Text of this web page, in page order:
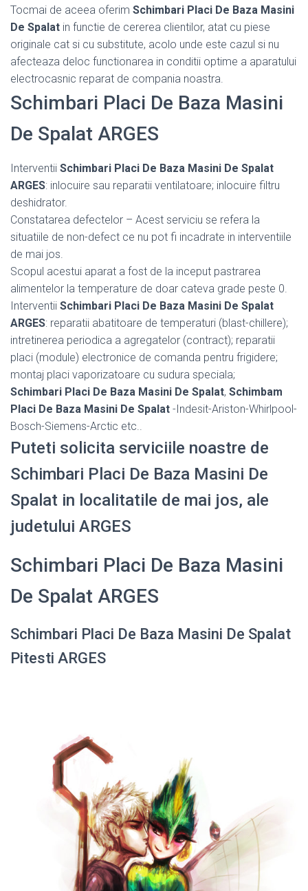
Tocmai de aceea oferim Schimbari Placi De Baza Masini
De Spalat in functie de cererea clientilor, atat cu piese
originale cat si cu substitute, acolo unde este cazul si nu
afecteaza deloc functionarea in conditii optime a aparatului
electrocasnic reparat de compania noastra.
Schimbari Placi De Baza Masini
De Spalat ARGES
Interventii Schimbari Placi De Baza Masini De Spalat
ARGES: inlocuire sau reparatii ventilatoare; inlocuire filtru
deshidrator.
Constatarea defectelor – Acest serviciu se refera la
situatiile de non-defect ce nu pot fi incadrate in interventiile
de mai jos.
Scopul acestui aparat a fost de la inceput pastrarea
alimentelor la temperature de doar cateva grade peste 0.
Interventii Schimbari Placi De Baza Masini De Spalat
ARGES: reparatii abatitoare de temperaturi (blast-chillere);
intretinerea periodica a agregatelor (contract); reparatii
placi (module) electronice de comanda pentru frigidere;
montaj placi vaporizatoare cu sudura speciala;
Schimbari Placi De Baza Masini De Spalat, Schimbam
Placi De Baza Masini De Spalat -Indesit-Ariston-Whirlpool-
Bosch-Siemens-Arctic etc..
Puteti solicita serviciile noastre de
Schimbari Placi De Baza Masini De
Spalat in localitatile de mai jos, ale
judetului ARGES
Schimbari Placi De Baza Masini
De Spalat ARGES
Schimbari Placi De Baza Masini De Spalat
Pitesti ARGES